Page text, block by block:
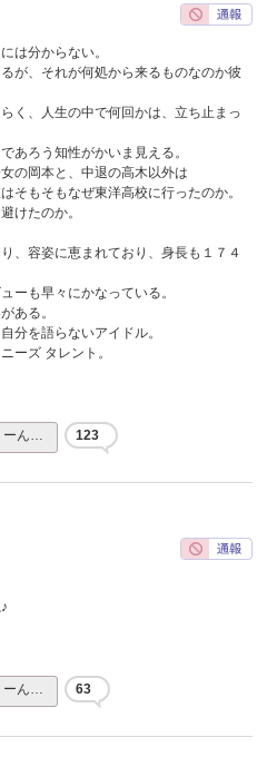
は分からない。
が、それが何処から来るものなのか彼
く、人生の中で何回かは、立ち止まっ
あろう知性がかいま見える。
の岡本と、中退の高木以外は
そもそもなぜ東洋高校に行ったのか。
けたのか。
、容姿に恵まれており、身長も１７４
ーも早々にかなっている。
ある。
分を語らないアイドル。
ーズ タレント。
ーん… 123
ーん… 63